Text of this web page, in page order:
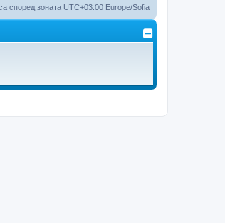
според зоната UTC+03:00 Europe/Sofia